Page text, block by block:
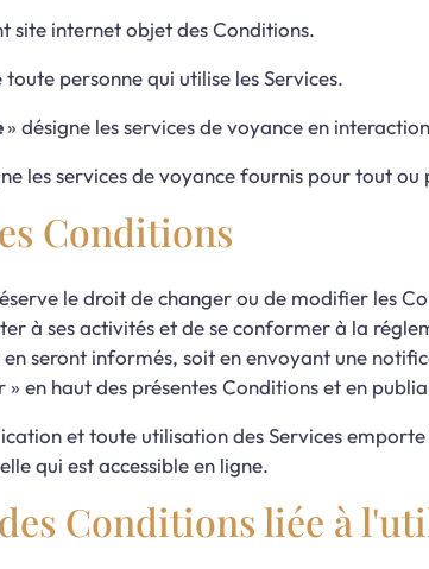
site internet objet des Conditions.
toute personne qui utilise les Services.
» désigne les services de voyance en
les services de voyance fournis pour tout
Conditions
le droit de changer ou de modifier les
à ses activités et de se conformer à la
en seront informés, soit en envoyant une
» en haut des présentes Conditions et en
et toute utilisation des Services
qui est accessible en ligne.
Conditions liée à